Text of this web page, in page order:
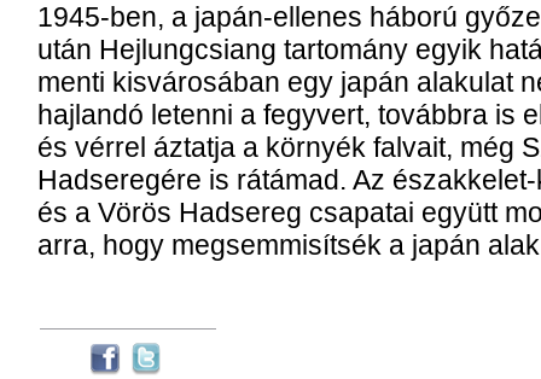
1945-ben, a japán-ellenes háború
után Hejlungcsiang tartomány egyik
menti kisvárosában egy japán alakulat
hajlandó letenni a fegyvert, továbbra is
és vérrel áztatja a környék falvait, még
Hadseregére is rátámad. Az
és a Vörös Hadsereg csapatai együtt
arra, hogy megsemmisítsék a japán